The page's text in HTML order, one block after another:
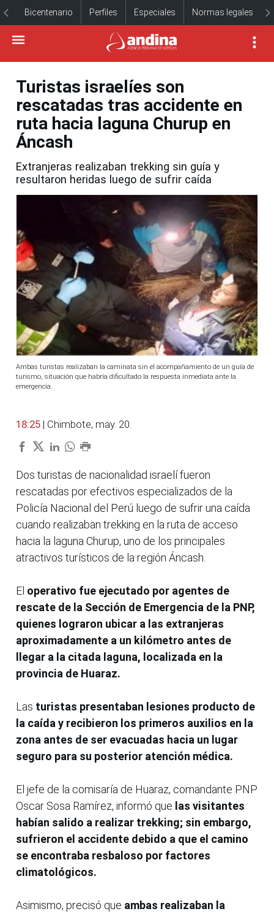
Bicentenario Perfiles Especiales Normas legales
Turistas israelíes son
rescatadas tras accidente en
ruta hacia laguna Churup en
Áncash
Extranjeras realizaban trekking sin guía y
resultaron heridas luego de sufrir caída
Ambas turistas realizaban la caminata sin el acompañamiento de un guía de
turismo, situación que habría dificultado la respuesta inmediata ante la
emergencia.
18:25 | Chimbote, may. 20.
Dos turistas de nacionalidad israelí fueron
rescatadas por efectivos especializados de la
Policía Nacional del Perú luego de sufrir una caída
cuando realizaban trekking en la ruta de acceso
hacia la laguna Churup, uno de los principales
atractivos turísticos de la región Áncash.
El operativo fue ejecutado por agentes de
rescate de la Sección de Emergencia de la PNP,
quienes lograron ubicar a las extranjeras
aproximadamente a un kilómetro antes de
llegar a la citada laguna, localizada en la
provincia de Huaraz.
Las turistas presentaban lesiones producto de
la caída y recibieron los primeros auxilios en la
zona antes de ser evacuadas hacia un lugar
seguro para su posterior atención médica.
El jefe de la comisaría de Huaraz, comandante PNP
Oscar Sosa Ramírez, informó que las visitantes
habían salido a realizar trekking; sin embargo,
sufrieron el accidente debido a que el camino
se encontraba resbaloso por factores
climatológicos.
Asimismo, precisó que ambas realizaban la